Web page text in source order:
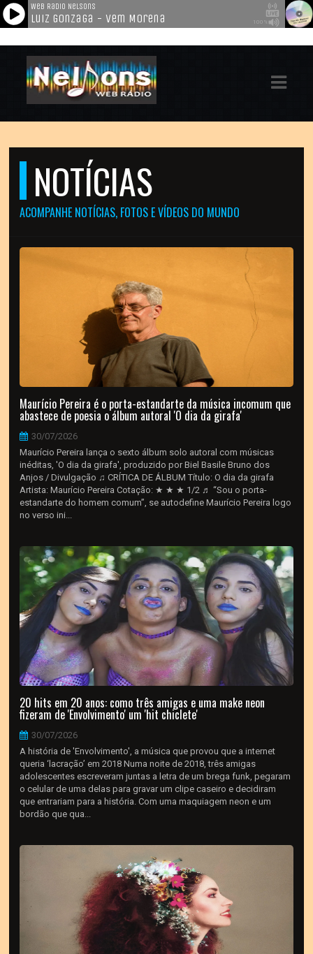
NOTÍCIAS
ACOMPANHE NOTÍCIAS, FOTOS E VÍDEOS DO MUNDO
Maurício Pereira é o porta-estandarte da música incomum que
abastece de poesia o álbum autoral 'O dia da girafa'
30/07/2026
Maurício Pereira lança o sexto álbum solo autoral com músicas
inéditas, 'O dia da girafa', produzido por Biel Basile Bruno dos
Anjos / Divulgação ♫ CRÍTICA DE ÁLBUM Título: O dia da girafa
Artista: Maurício Pereira Cotação: ★ ★ ★ 1/2 ♬ “Sou o porta-
estandarte do homem comum”, se autodefine Maurício Pereira logo
no verso ini...
20 hits em 20 anos: como três amigas e uma make neon
fizeram de 'Envolvimento' um 'hit chiclete'
30/07/2026
A história de 'Envolvimento', a música que provou que a internet
queria ‘lacração’ em 2018 Numa noite de 2018, três amigas
adolescentes escreveram juntas a letra de um brega funk, pegaram
o celular de uma delas para gravar um clipe caseiro e decidiram
que entrariam para a história. Com uma maquiagem neon e um
bordão que qua...